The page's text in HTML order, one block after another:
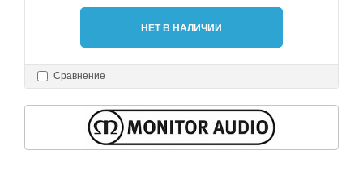
НЕТ В НАЛИЧИИ
Сравнение